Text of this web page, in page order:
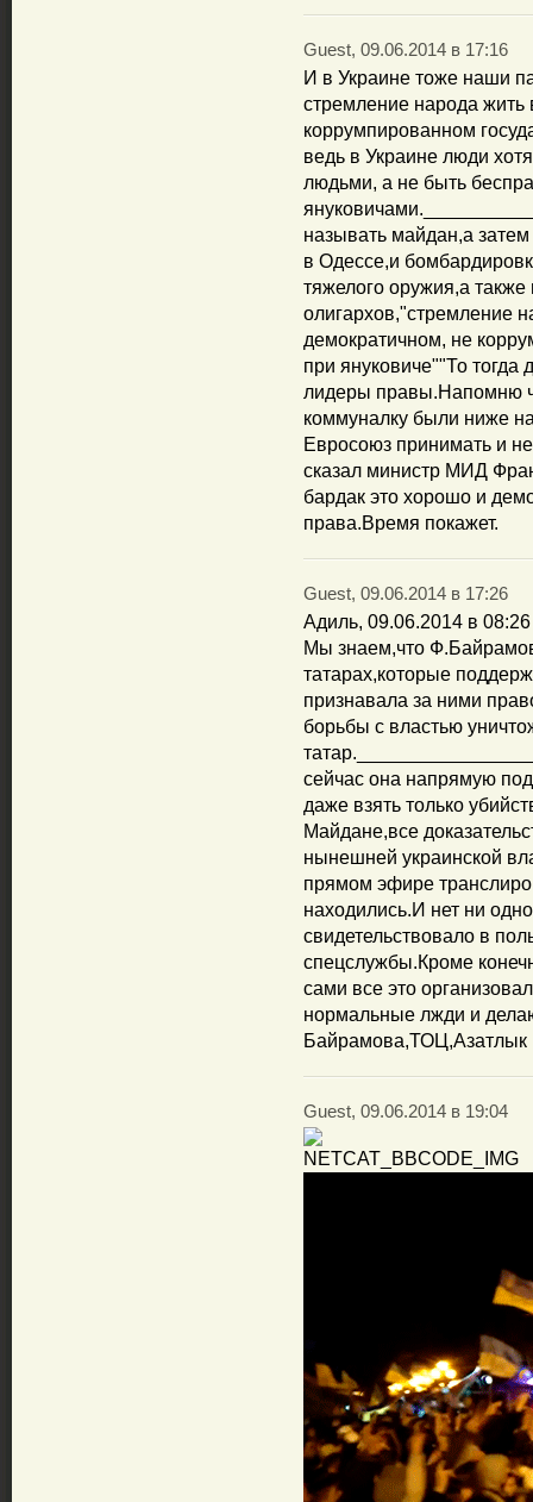
Guest, 09.06.2014 в 17:16
И в Украине тоже наши
стремление народа
коррумпированном
ведь в Украине люди
людьми, а не быть
называть майдан,а
в Одессе,и
тяжелого оружия,а также
олигархов,"стремление
демократичном, не
при януковиче""То
лидеры правы.Напомню
коммуналку были ниже
Евросоюз принимать и
сказал министр МИД
бардак это хорошо и
права.Время покажет.
Guest, 09.06.2014 в 17:26
Адиль, 09.06.2014 в 08:26
Мы знаем,что
татарах,которые
признавала за ними
борьбы с властью
сейчас она напрямую
даже взять только
Майдане,все
нынешней украинской
прямом эфире
находились.И нет ни
свидетельствовало в
спецслужбы.Кроме
сами все это
нормальные лжди и
Guest, 09.06.2014 в 19:04